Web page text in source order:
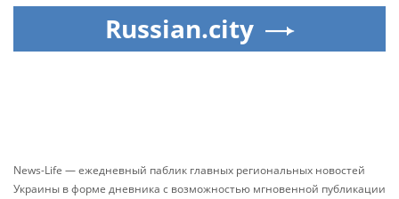
Russian.city
News-Life — ежедневный паблик главных региональных новостей
Украины в форме дневника с возможностью мгновенной публикации